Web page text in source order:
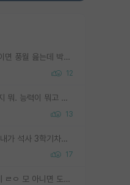
서당개 개 ㅅㄲ도 3년이면 풍월 읊는데 박사 5년 이상 대리고 있으면서 물된건 교수 탓 맞는ㄱ게 거기가 서당이 아니란 소리임
12
능력없는박사 란 말이지 뭐. 능력이 뭐고 능력이 있다는게 뭔지는 사람마다 기준이 다르니까 얘기해봐야 서로 자기 기준만 얘기해서 논쟁이 끝이 안나고. 주위에서 능력있고 야심있는 신입생이 교수가 유의미한 피드백을 아예 안주면서 제대로된 과제에 참여해볼 기회도 제공하지 않고 잡일 뺑뺑이만 돌려서 맨날 단순작업만 하면서 밤새다가 눈빛이 점점 죽어가는걸 본 사람은 물박사는 교수탓이라고 하고, 교수는 이것저것 알려도 주고 기회도 주고 사수 동기 붙여주면서 어떻게든 끌고가려고 하는데 본인이 매일 뺀질거리면서 출근 하는둥마는둥 하다가 기껏 와서도 폰이나 쳐다보다가 실험 망치고 저녁약속있어서 먼저 가볼게요~ 하는걸 본 사람은 물박사는 본인탓이라고 함.
13
가지마라. 신생랩이고 내가 석사 3학기차인데 최고참인데 나도 아무것도 모르는데 교수가 후배들 왜 논문 교육 안시키냐. 논문 왜 안 써오냐 닦달한다
17
신생랩+젊은 교수 이게 ㄹㅇ 모 아니면 도인듯.